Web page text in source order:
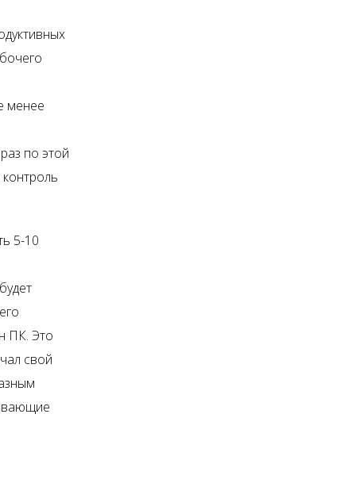
менее
по этой
5-10
ПК. Это
свой